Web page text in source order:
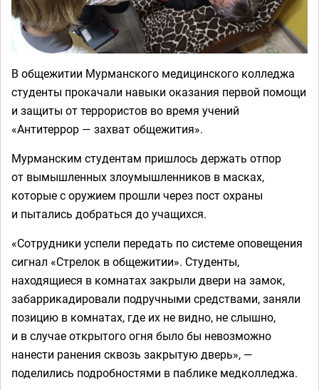
В общежитии Мурманского медицинского колледжа
студенты прокачали навыки оказания первой помощи
и защиты от террористов во время учений
«Антитеррор — захват общежития».
Мурманским студентам пришлось держать отпор
от вымышленных злоумышленников в масках,
которые с оружием прошли через пост охраны
и пытались добраться до учащихся.
«Сотрудники успели передать по системе оповещения
сигнал «Стрелок в общежитии». Студенты,
находящиеся в комнатах закрыли двери на замок,
забаррикадировали подручными средствами, заняли
позицию в комнатах, где их не видно, не слышно,
и в случае открытого огня было бы невозможно
нанести ранения сквозь закрытую дверь», —
поделились подробностями в паблике медколледжа.